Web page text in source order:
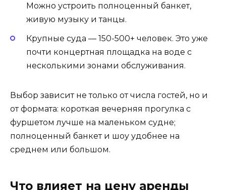
Можно устроить полноценный банкет,
живую музыку и танцы.
Крупные суда — 150-500+ человек. Это уже
почти концертная площадка на воде с
несколькими зонами обслуживания.
Выбор зависит не только от числа гостей, но и
от формата: короткая вечерняя прогулка с
фуршетом лучше на маленьком судне;
полноценный банкет и шоу удобнее на
среднем или большом.
Что влияет на цену аренды